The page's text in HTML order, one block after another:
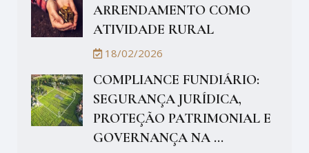
ARRENDAMENTO COMO
ATIVIDADE RURAL
18/02/2026
COMPLIANCE FUNDIÁRIO:
SEGURANÇA JURÍDICA,
PROTEÇÃO PATRIMONIAL E
GOVERNANÇA NA ...